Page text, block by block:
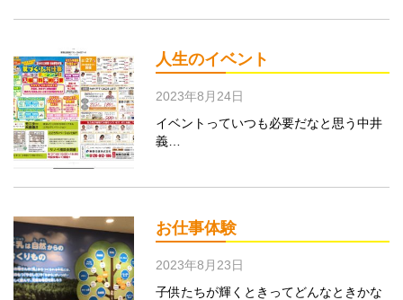
人生のイベント
2023年8月24日
イベントっていつも必要だなと思う中井
義…
お仕事体験
2023年8月23日
子供たちが輝くときってどんなときかな